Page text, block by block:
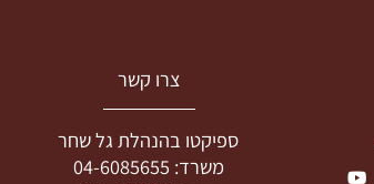
צרו קשר